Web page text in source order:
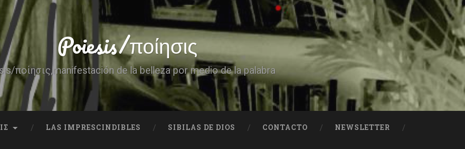
Poiesis/ποίησις
ποίησις,manifestación de la belleza por medio de la palabra
LAS IMPRESCINDIBLES SIBILAS DE DIOS CONTACTO NEWSLETTER